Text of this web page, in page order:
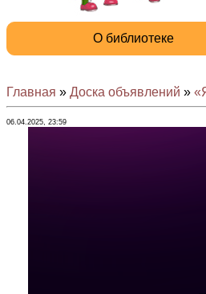
О библиотеке
Главная » Доска объявлений »
06.04.2025, 23:59